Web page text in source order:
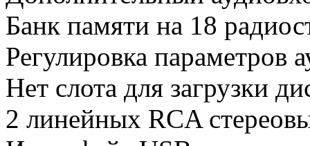
Банк памяти на 18
Регулировка параметров
Нет слота для загрузки
2 линейных RCA